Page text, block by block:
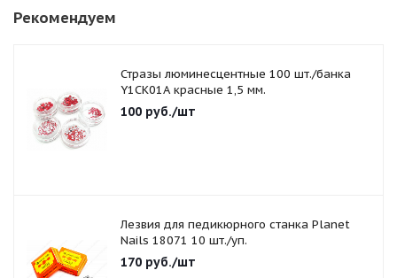
Рекомендуем
Стразы люминесцентные 100 шт./банка
Y1CK01A красные 1,5 мм.
100 руб./шт
Лезвия для педикюрного станка Planet
Nails 18071 10 шт./уп.
170 руб./шт